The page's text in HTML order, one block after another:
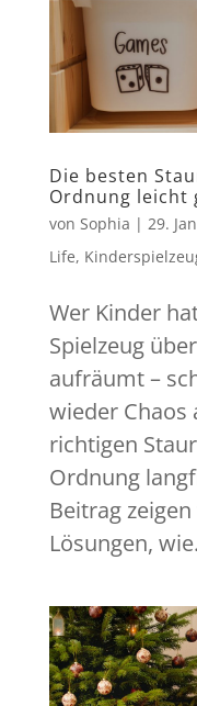
Die besten
Ordnung leicht
von Sophia | 29.
Life,
Wer Kinder
Spielzeug
aufräumt –
wieder Chaos
richtigen
Ordnung
Beitrag
Lösungen,